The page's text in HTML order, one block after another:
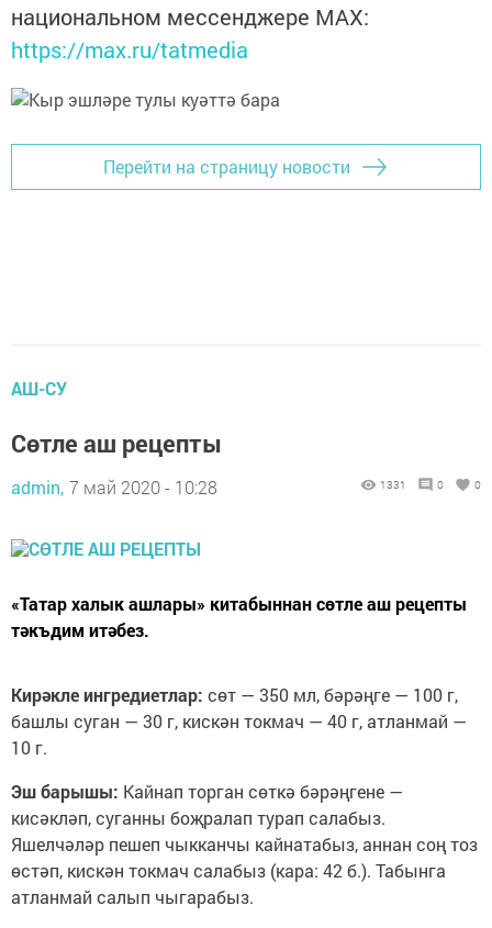
национальном мессенджере MАХ:
https://max.ru/tatmedia
Перейти на страницу новости
АШ-СУ
Cөтле аш рецепты
admin, 7 май 2020 - 10:28 1331 0 0
«Татар халык ашлары» китабыннан сөтле аш рецепты
тәкъдим итәбез.
Кирәкле ингредиетлар: сөт — 350 мл, бәрәңге — 100 г,
башлы суган — 30 г, кискән токмач — 40 г, атланмай —
10 г.
Эш барышы: Кайнап торган сөткә бәрәңгене —
кисәкләп, суганны боҗралап турап салабыз.
Яшелчәләр пешеп чыкканчы кайнатабыз, аннан соң тоз
өстәп, кискән токмач салабыз (кара: 42 б.). Табынга
атланмай салып чыгарабыз.